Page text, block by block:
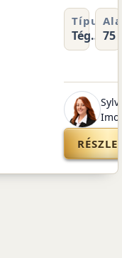
Típus
Tégla
lakás
75
Imola